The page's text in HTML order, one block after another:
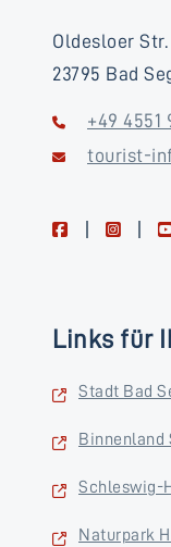
Oldesloer Str.
23795 Bad
+49 4551
tourist-
facebook
Links für
Stadt Bad
Binnenland
Schleswig-
Naturpark